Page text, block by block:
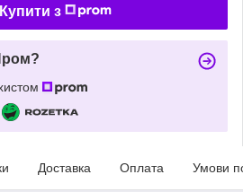
Купити з
Доставка Оплата Умови